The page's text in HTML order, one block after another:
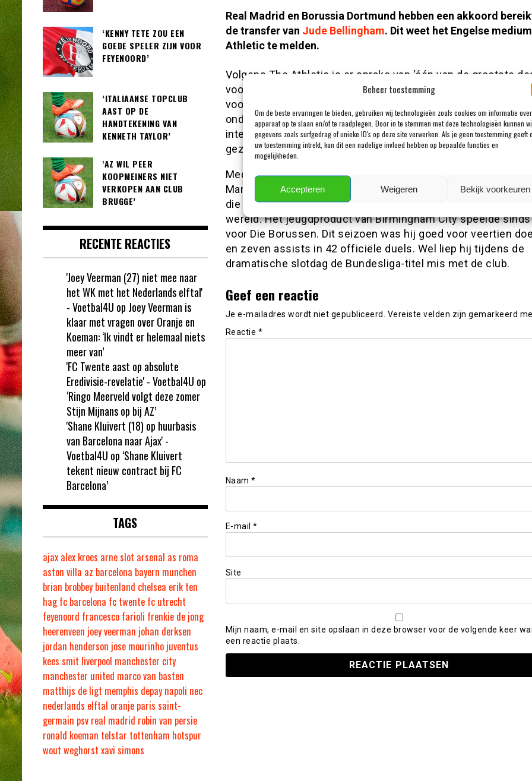
Beheer toestemming
Om de beste ervaringen te bieden, gebruiken wij technologieën zoals cookies om informatie
apparaat op te slaan en/of te raadplegen. Door in te stemmen met deze technologieën kunnen
gegevens zoals surfgedrag of unieke ID's op deze site verwerken. Als je geen toestemming geeft
uw toestemming intrekt, kan dit een nadelige invloed hebben op bepaalde functies en
mogelijkheden.
Accepteren Weigeren Bekijk voorkeuren
Real Madrid en Borussia Dortmund hebben een akkoord
de transfer van Jude Bellingham. Dit weet het Engelse
Athletic te melden.
Volgens The Athletic is er sprake van ‘één van de grootste
voor beide clubs’. Real Madrid betaalt meer dan honderd
voor Bellingham, die in de komende dagen de medische
ondergaat in de Spaanse hoofdstad. De overstap van de
international hing al weken in de lucht, nadat hij zelf zijn
gezet op Real en reeds een persoonlijk akkoord bereikte.
Mede daardoor besloten andere geïnteresseerde clubs,
Manchester City en Liverpool, geen bod uit te brengen op
die is uitgegroeid tot één van de meest begeerde
wereld. Het jeugdproduct van Birmingham City speelde
voor Die Borussen. Dit seizoen was hij goed voor veertien
en zeven assists in 42 officiële duels. Wel liep hij tijdens de
dramatische slotdag de Bundesliga-titel mis met de club.
Geef een reactie
Je e-mailadres wordt niet gepubliceerd.
Vereiste velden zijn gemarkeerd
Reactie *
Naam *
E-mail *
Site
Mijn naam, e-mail en site opslaan in deze browser voor de volgende keer
een reactie plaats.
‘KENNY TETE ZOU EEN
GOEDE SPELER ZIJN VOOR
FEYENOORD’
‘ITALIAANSE TOPCLUB
AAST OP DE
HANDTEKENING VAN
KENNETH TAYLOR’
‘AZ WIL PEER
KOOPMEINERS NIET
VERKOPEN AAN CLUB
BRUGGE’
RECENTE REACTIES
'Joey Veerman (27) niet mee naar
het WK met het Nederlands elftal'
- Voetbal4U op Joey Veerman is
klaar met vragen over Oranje en
Koeman: ‘Ik vindt er helemaal niets
meer van’
'FC Twente aast op absolute
Eredivisie-revelatie' - Voetbal4U op
‘Ringo Meerveld volgt deze zomer
Stijn Mijnans op bij AZ’
'Shane Kluivert (18) op huurbasis
van Barcelona naar Ajax' -
Voetbal4U op ‘Shane Kluivert
tekent nieuw contract bij FC
Barcelona’
TAGS
ajax alex kroes arne slot arsenal as roma
aston villa az barcelona bayern munchen
brian brobbey buitenland chelsea erik ten
hag fc barcelona fc twente fc utrecht
feyenoord francesco farioli frenkie de jong
heerenveen joey veerman johan derksen
jordan henderson jose mourinho juventus
kees smit liverpool manchester city
manchester united marco van basten
matthijs de ligt memphis depay napoli nec
nederlands elftal oranje paris saint-
germain psv real madrid robin van persie
ronald koeman telstar tottenham hotspur
wout weghorst xavi simons